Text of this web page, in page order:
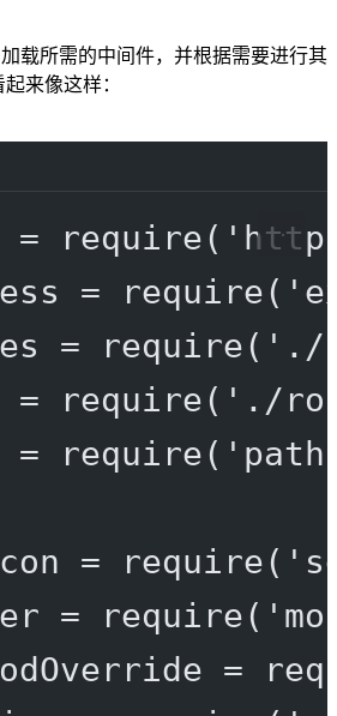
载所需的中间件，并根据需要进行其
来像这样：
= require(
= require(
= require( './
= require( './
= require(
= require(
= require(
=